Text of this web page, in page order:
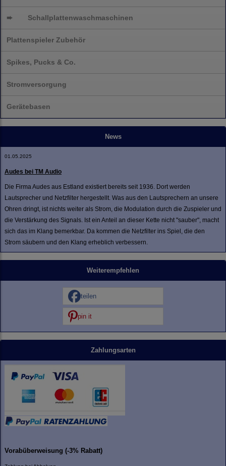
➨ Schallplattenwaschmaschinen
Plattenspieler Zubehör
Spikes, Pucks & Co.
Stromversorgung
Gerätebasen
News
01.05.2025
Audes bei TM Audio
Die Firma Audes aus Estland existiert bereits seit 1936. Dort werden
Lautsprecher und Netzfilter hergestellt. Was aus den Lautsprechern an unsere
Ohren dringt, ist nichts weiter als Strom, die Modulation durch die Zuspieler und
die Verstärkung des Signals. Ist ein Anteil an dieser Kette nicht "sauber", macht
sich das im Klang bemerkbar. Da kommen die Netzfilter ins Spiel, die den
Strom säubern und den Klang erheblich verbessern.
Weiterempfehlen
teilen
pin it
Zahlungsarten
Vorabüberweisung (-3% Rabatt)